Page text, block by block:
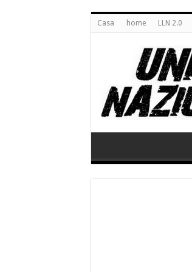
Casa home LLN 2.0